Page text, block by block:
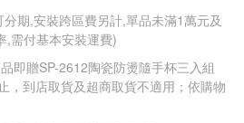
期,安裝跨區費另計,單品未滿1萬元及
,需付基本安裝運費)
即贈SP-2612陶瓷防燙隨手杯三入組
，到店取貨及超商取貨不適用；依購物